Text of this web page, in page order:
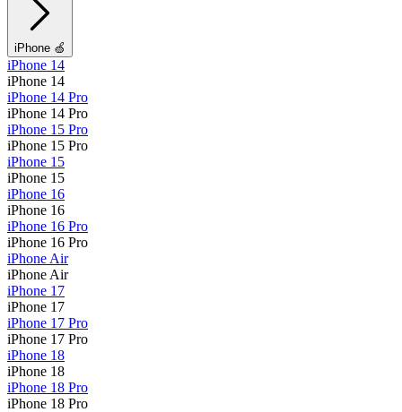
iPhone 🍏
iPhone 14
iPhone 14
iPhone 14 Pro
iPhone 14 Pro
iPhone 15 Pro
iPhone 15 Pro
iPhone 15
iPhone 15
iPhone 16
iPhone 16
iPhone 16 Pro
iPhone 16 Pro
iPhone Air
iPhone Air
iPhone 17
iPhone 17
iPhone 17 Pro
iPhone 17 Pro
iPhone 18
iPhone 18
iPhone 18 Pro
iPhone 18 Pro